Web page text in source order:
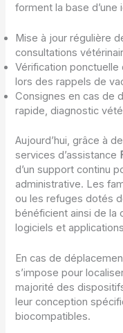
forment la base
Mise à jour régulière
consultations
Vérification
lors des rappels de
Consignes en cas de
rapide, diagnostic
Aujourd’hui, grâce à
services d’assistance
d’un support continu
administrative. Les
ou les refuges dotés
bénéficient ainsi de la
logiciels et
En cas de
s’impose pour
majorité des
leur conception
biocompatibles.